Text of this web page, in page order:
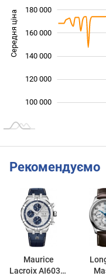
Середня ціна 100 000
100 000
120 000
140 000
160 000
180 000
Рекомендуємо
Maurice
Lacroix AI6038-